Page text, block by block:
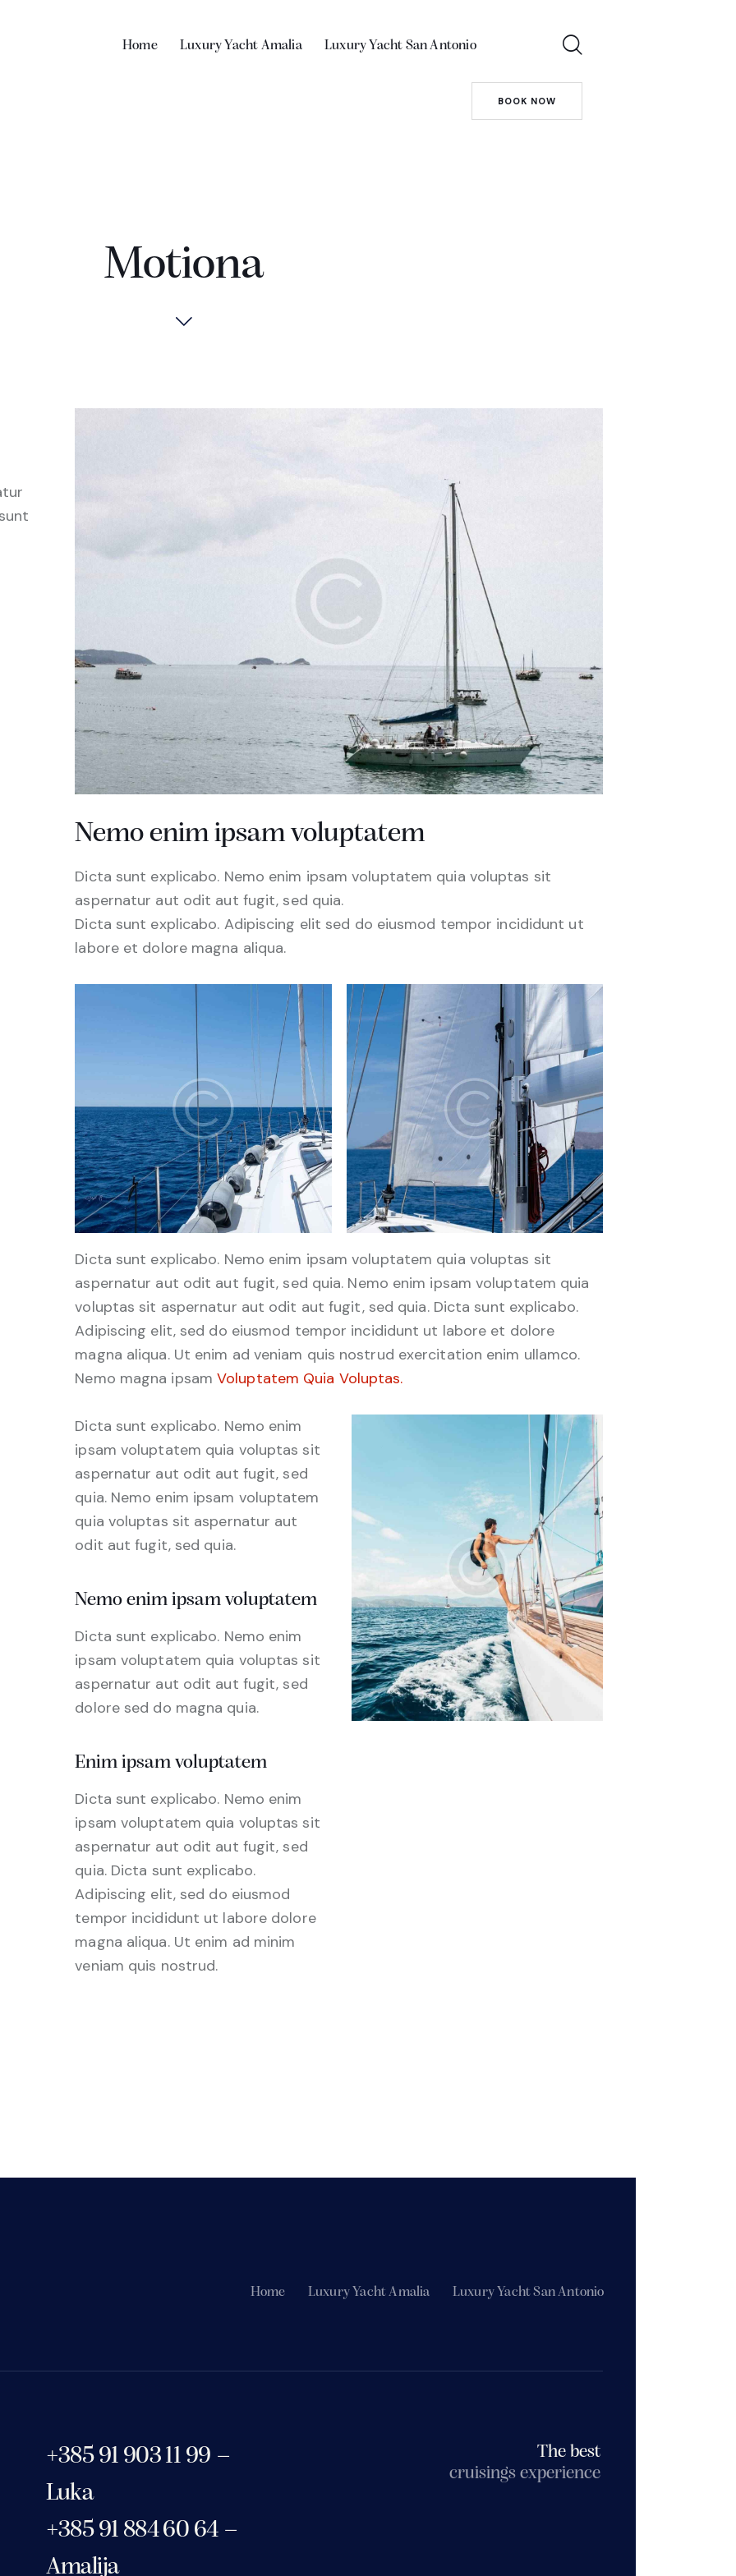
Home Luxury Yacht Amalia Luxury Yacht San Antonio
BOOK NOW
Motiona
Nemo enim ipsam voluptatem
Dicta sunt explicabo. Nemo enim ipsam voluptatem quia voluptas sit
aspernatur aut odit aut fugit, sed quia.
Dicta sunt explicabo. Adipiscing elit sed do eiusmod tempor incididunt ut
labore et dolore magna aliqua.
Dicta sunt explicabo. Nemo enim ipsam voluptatem quia voluptas sit
aspernatur aut odit aut fugit, sed quia. Nemo enim ipsam voluptatem quia
voluptas sit aspernatur aut odit aut fugit, sed quia. Dicta sunt explicabo.
Adipiscing elit, sed do eiusmod tempor incididunt ut labore et dolore
magna aliqua. Ut enim ad veniam quis nostrud exercitation enim ullamco.
Nemo magna ipsamVoluptatem Quia Voluptas.
Dicta sunt explicabo. Nemo enim
ipsam voluptatem quia voluptas sit
aspernatur aut odit aut fugit, sed
quia. Nemo enim ipsam voluptatem
quia voluptas sit aspernatur aut
odit aut fugit, sed quia.
Nemo enim ipsam voluptatem
Dicta sunt explicabo. Nemo enim
ipsam voluptatem quia voluptas sit
aspernatur aut odit aut fugit, sed
dolore sed do magna quia.
Enim ipsam voluptatem
Dicta sunt explicabo. Nemo enim
ipsam voluptatem quia voluptas sit
aspernatur aut odit aut fugit, sed
quia. Dicta sunt explicabo.
Adipiscing elit, sed do eiusmod
tempor incididunt ut labore dolore
magna aliqua. Ut enim ad minim
veniam quis nostrud.
Home Luxury Yacht Amalia Luxury Yacht San Antonio
+385 91 903 11 99 –
Luka
+385 91 884 60 64 –
Amalija
The best
cruisings experience